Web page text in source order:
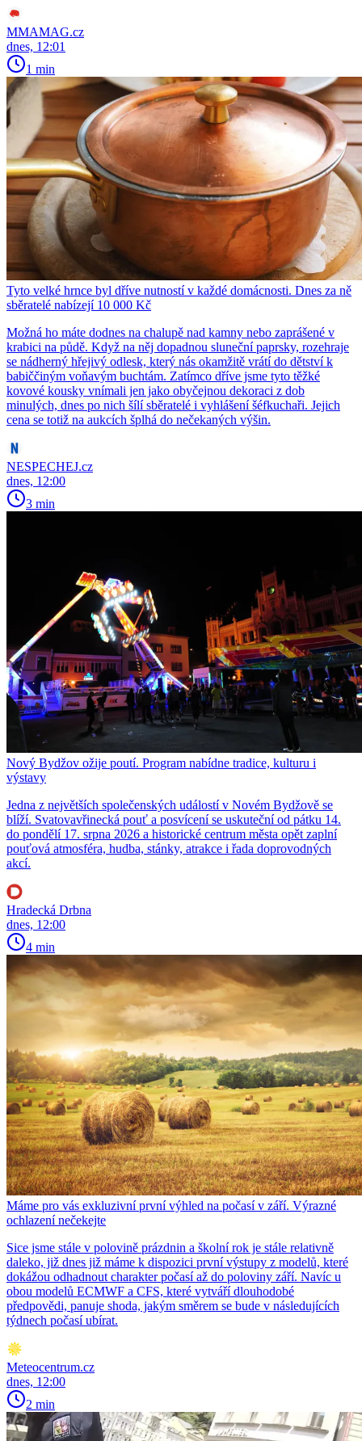
MMAMAG.cz
dnes, 12:01
1 min
Tyto velké hrnce byl dříve nutností v každé domácnosti. Dnes za ně
sběratelé nabízejí 10 000 Kč
Možná ho máte dodnes na chalupě nad kamny nebo zaprášené v
krabici na půdě. Když na něj dopadnou sluneční paprsky, rozehraje
se nádherný hřejivý odlesk, který nás okamžitě vrátí do dětství k
babiččiným voňavým buchtám. Zatímco dříve jsme tyto těžké
kovové kousky vnímali jen jako obyčejnou dekoraci z dob
minulých, dnes po nich šílí sběratelé i vyhlášení šéfkuchaři. Jejich
cena se totiž na aukcích šplhá do nečekaných výšin.
NESPECHEJ.cz
dnes, 12:00
3 min
Nový Bydžov ožije poutí. Program nabídne tradice, kulturu i
výstavy
Jedna z největších společenských událostí v Novém Bydžově se
blíží. Svatovavřinecká pouť a posvícení se uskuteční od pátku 14.
do pondělí 17. srpna 2026 a historické centrum města opět zaplní
pouťová atmosféra, hudba, stánky, atrakce i řada doprovodných
akcí.
Hradecká Drbna
dnes, 12:00
4 min
Máme pro vás exkluzivní první výhled na počasí v září. Výrazné
ochlazení nečekejte
Sice jsme stále v polovině prázdnin a školní rok je stále relativně
daleko, již dnes již máme k dispozici první výstupy z modelů, které
dokážou odhadnout charakter počasí až do poloviny září. Navíc u
obou modelů ECMWF a CFS, které vytváří dlouhodobé
předpovědi, panuje shoda, jakým směrem se bude v následujících
týdnech počasí ubírat.
Meteocentrum.cz
dnes, 12:00
2 min